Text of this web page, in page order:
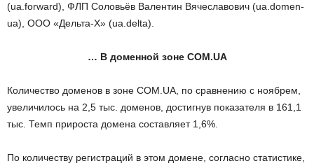
(ua.forward), ФЛП Соловьёв Валентин Вячеславович (ua.domen-
ua), ООО «Дельта-Х» (ua.delta).
… В доменной зоне COM.UA
Количество доменов в зоне COM.UA, по сравнению с ноябрем,
увеличилось на 2,5 тыс. доменов, достигнув показателя в 161,1
тыс. Темп прироста домена составляет 1,6%.
По количеству регистраций в этом домене, согласно статистике,